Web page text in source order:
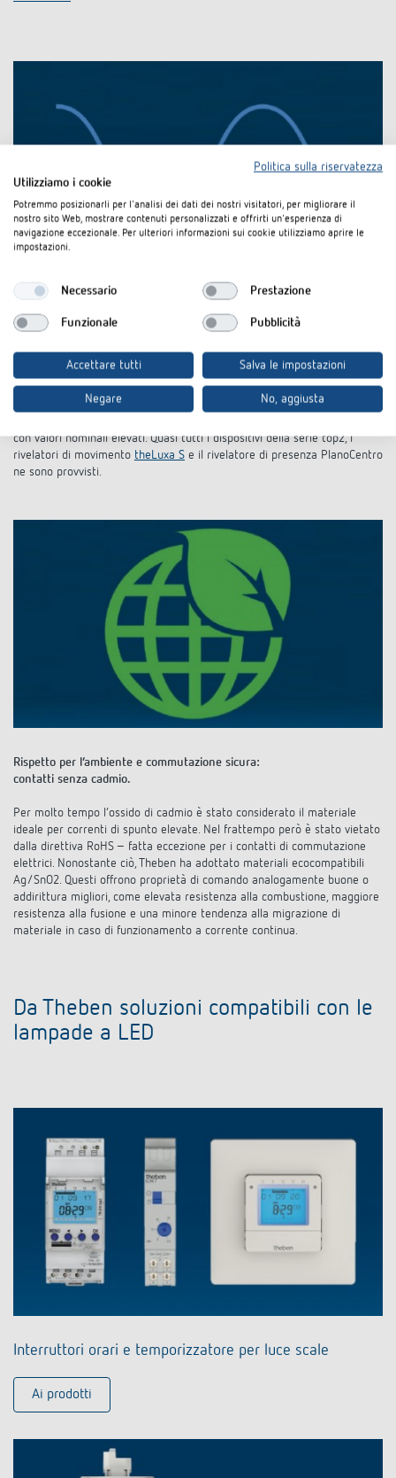
Commutazione estremamente precisa:
Tecnologia “zero-crossing”
Theben adotta soluzioni altamente efficienti come ad. esempio la
tecnologia “zero-crossing”. Questo calcola il passaggio per lo zero della
curva sinusoidale della tensione alternata. In questo momento in fase di
commutazione la corrente di spunto è minima. Così il relè è protetto e
con valori nominali elevati. Quasi tutti i dispositivi della serie top2, i
rivelatori di movimento theLuxa S e il rivelatore di presenza PlanoCentro
ne sono provvisti.
Rispetto per l’ambiente e commutazione sicura:
contatti senza cadmio.
Per molto tempo l’ossido di cadmio è stato considerato il materiale
ideale per correnti di spunto elevate. Nel frattempo però è stato vietato
dalla direttiva RoHS – fatta eccezione per i contatti di commutazione
elettrici. Nonostante ciò, Theben ha adottato materiali ecocompatibili
Ag/SnO2. Questi offrono proprietà di comando analogamente buone o
addirittura migliori, come elevata resistenza alla combustione, maggiore
resistenza alla fusione e una minore tendenza alla migrazione di
materiale in caso di funzionamento a corrente continua.
Da Theben soluzioni compatibili con le
lampade a LED
Interruttori orari e temporizzatore per luce scale
Ai prodotti
Politica sulla riservatezza
Utilizziamo i cookie
Potremmo posizionarli per l'analisi dei dati dei nostri visitatori, per migliorare il
nostro sito Web, mostrare contenuti personalizzati e offrirti un'esperienza di
navigazione eccezionale. Per ulteriori informazioni sui cookie utilizziamo aprire le
impostazioni.
Necessario Prestazione
Funzionale Pubblicità
Accettare tutti Salva le impostazioni
Negare No, aggiusta